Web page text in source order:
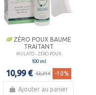
ZÉRO POUX BAUME
TRAITANT
MULATO - ZÉRO POUX
100 ml
10,99 € 12,21 € -10%
Ajouter au panier